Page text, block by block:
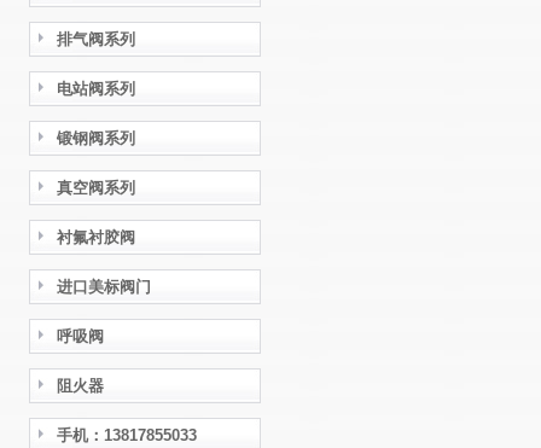
排气阀系列
电站阀系列
锻钢阀系列
真空阀系列
衬氟衬胶阀
进口美标阀门
呼吸阀
阻火器
手机：13817855033